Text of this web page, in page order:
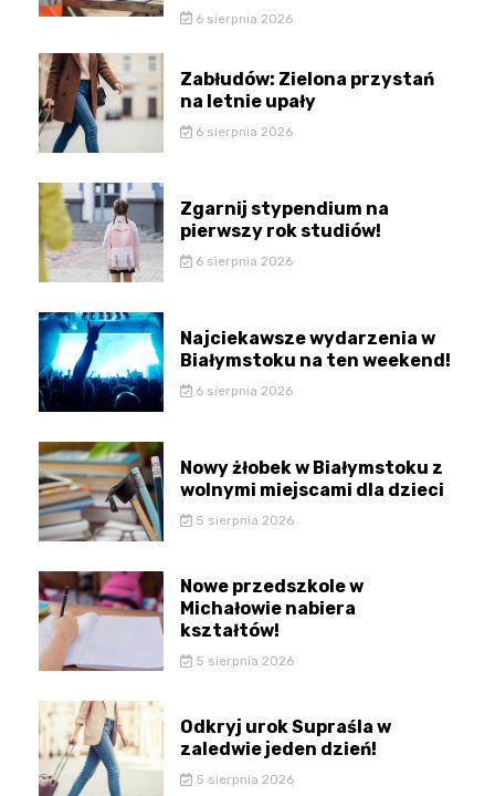
6 sierpnia 2026
Zabłudów: Zielona przystań
na letnie upały
6 sierpnia 2026
Zgarnij stypendium na
pierwszy rok studiów!
6 sierpnia 2026
Najciekawsze wydarzenia w
Białymstoku na ten weekend!
6 sierpnia 2026
Nowy żłobek w Białymstoku z
wolnymi miejscami dla dzieci
5 sierpnia 2026
Nowe przedszkole w
Michałowie nabiera
kształtów!
5 sierpnia 2026
Odkryj urok Supraśla w
zaledwie jeden dzień!
5 sierpnia 2026